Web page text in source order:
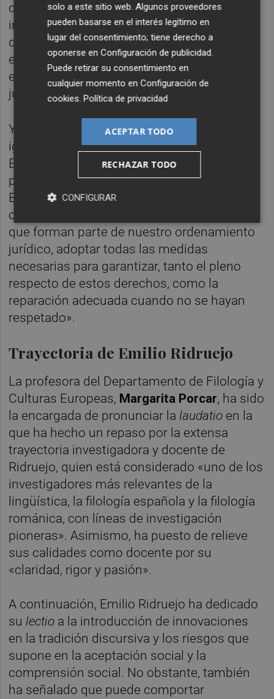
creado suficiente polémica. Cardona ha
indicado que «más allá de la denominación
de los órganos, no encontraba diferencias
entre el Tribunal Europeo y los comités si
estos últimos ejercen funciones
jurisdisccionales».
Y aunque coincide en que los dictámenes,
igual que las sentencias del Tribunal
Europeo de Derechos Humanos, «no podían
por sí misma tener fuerza ejecutiva en
España» sí que considera que es «una
obligación jurídica, contenida en tratados
que forman parte de nuestro ordenamiento
jurídico, adoptar todas las medidas
necesarias para garantizar, tanto el pleno
respecto de estos derechos, como la
reparación adecuada cuando no se hayan
respetado».
Trayectoria de Emilio Ridruejo
La profesora del Departamento de Filología y
Culturas Europeas, Margarita Porcar, ha sido
la encargada de pronunciar lalaudatio en la
que ha hecho un repaso por la extensa
trayectoria investigadora y docente de
Ridruejo, quien está considerado «uno de los
investigadores más relevantes de la
lingüística, la filología española y la filología
románica, con líneas de investigación
pioneras». Asimismo, ha puesto de relieve
sus calidades como docente por su
«claridad, rigor y pasión».
A continuación, Emilio Ridruejo ha dedicado
su lectio a la introducción de innovaciones
en la tradición discursiva y los riesgos que
supone en la aceptación social y la
comprensión social. No obstante, también
ha señalado que puede comportar
solo a este sitio web. Algunos proveedores
pueden basarse en el interés legítimo en
lugar del consentimiento; tiene derecho a
oponerse enConfiguración de publicidad.
Puede retirar su consentimiento en
cualquier momento enConfiguración de
cookies.Política de privacidad
ACEPTAR TODO
RECHAZAR TODO
CONFIGURAR